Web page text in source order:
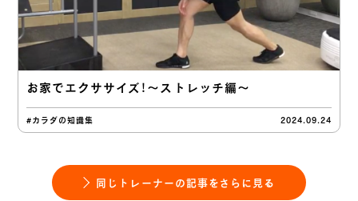
お家でエクササイズ！〜ストレッチ編〜
#カラダの知識集 2024.09.24
同じトレーナーの記事をさらに見る